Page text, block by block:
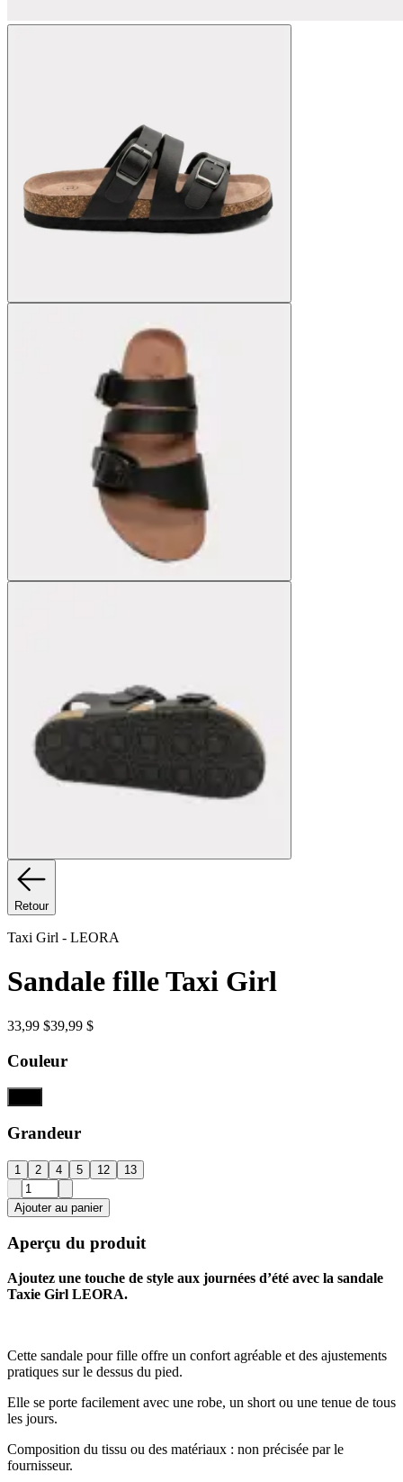
Retour
Taxi Girl - LEORA
Sandale fille Taxi Girl
33,99 $39,99 $
Couleur
Grandeur
1 2 4 5 12 13
Ajouter au panier
Aperçu du produit
Ajoutez une touche de style aux journées d’été avec la sandale
Taxie Girl LEORA.
Cette sandale pour fille offre un confort agréable et des ajustements
pratiques sur le dessus du pied.
Elle se porte facilement avec une robe, un short ou une tenue de tous
les jours.
Composition du tissu ou des matériaux : non précisée par le
fournisseur.